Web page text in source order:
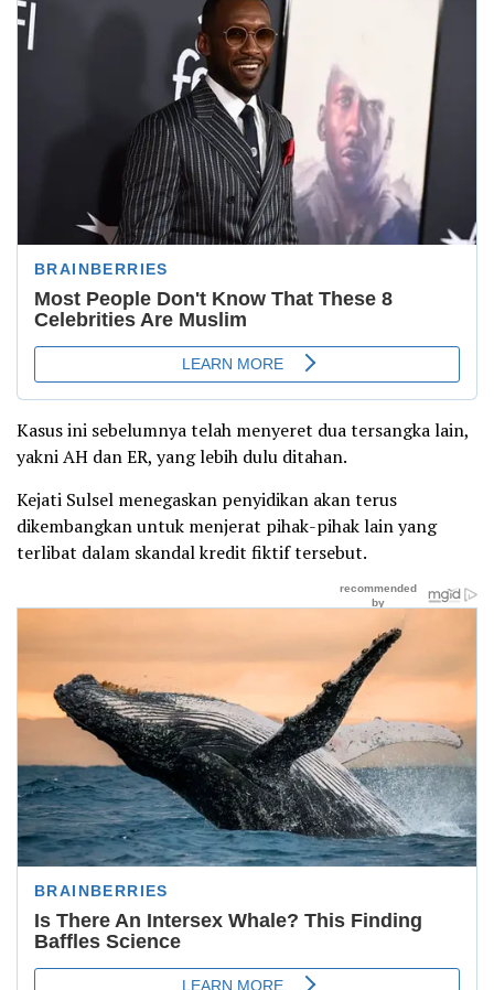
Kasus ini sebelumnya telah menyeret dua tersangka lain,
yakni AH dan ER, yang lebih dulu ditahan.
Kejati Sulsel menegaskan penyidikan akan terus
dikembangkan untuk menjerat pihak-pihak lain yang
terlibat dalam skandal kredit fiktif tersebut.